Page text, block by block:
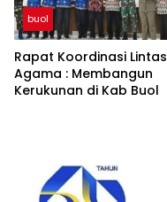
buol
Rapat Koordinasi Lintas
Agama : Membangun
Kerukunan di Kab Buol